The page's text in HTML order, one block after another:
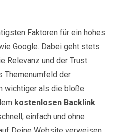
Faktoren für ein hohes
Google. Dabei geht stets
Relevanz und der Trust
Themenumfeld der
wichtiger als die bloße
kostenlosen Backlink
einfach und ohne